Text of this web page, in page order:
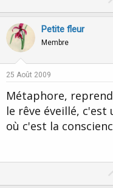
Petite fleur
Membre
25 Août 2009
Métaphore,
le rêve éveillé,
où c'est la